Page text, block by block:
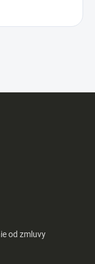
od zmluvy